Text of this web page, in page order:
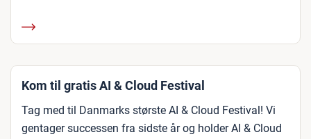
Kom til gratis AI & Cloud Festival
Tag med til Danmarks største AI & Cloud Festival! Vi
gentager successen fra sidste år og holder AI & Cloud